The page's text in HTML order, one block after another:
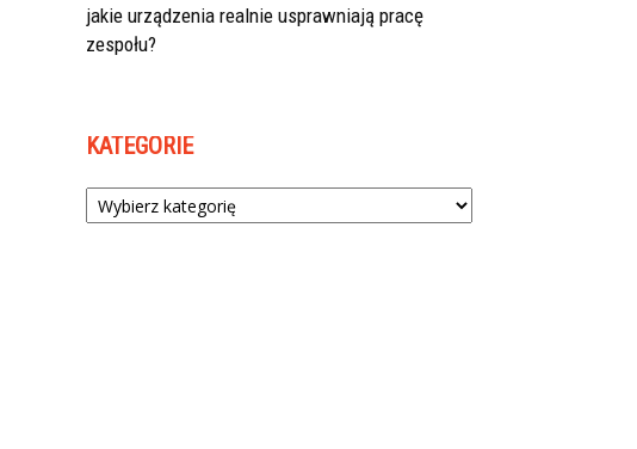
jakie urządzenia realnie usprawniają pracę
zespołu?
KATEGORIE
Kategorie